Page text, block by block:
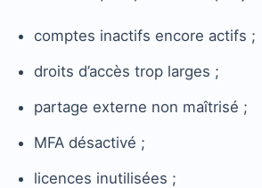
comptes inactifs encore actifs ;
droits d’accès trop larges ;
partage externe non maîtrisé ;
MFA désactivé ;
licences inutilisées ;